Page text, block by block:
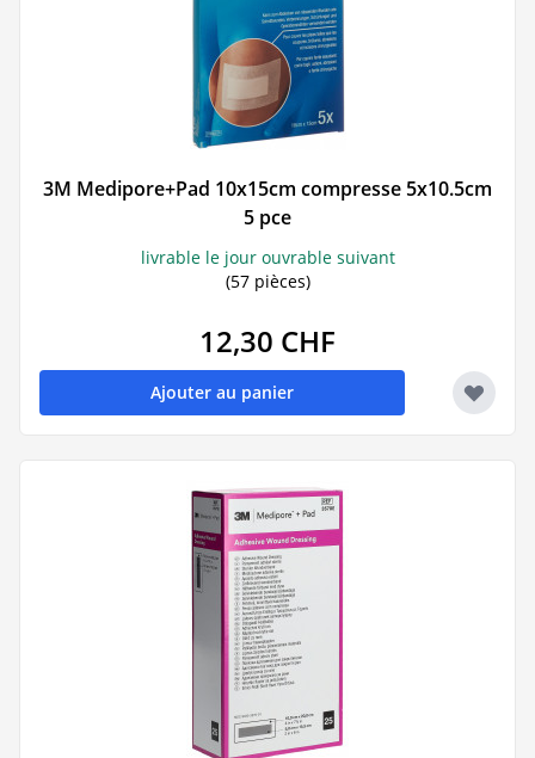
3M Medipore+Pad 10x15cm compresse 5x10.5cm
5 pce
livrable le jour ouvrable suivant
(57 pièces)
12,30 CHF
Ajouter au panier